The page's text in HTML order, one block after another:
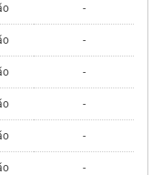
-
-
-
-
-
-